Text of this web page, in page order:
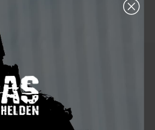
Punkte für diese Bestellung